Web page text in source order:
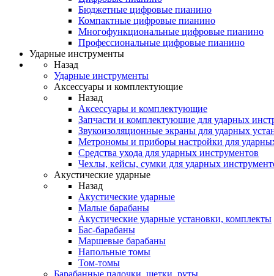
Бюджетные цифровые пианино
Компактные цифровые пианино
Многофункциональные цифровые пианино
Профессиональные цифровые пианино
Ударные инструменты
Назад
Ударные инструменты
Аксессуары и комплектующие
Назад
Аксессуары и комплектующие
Запчасти и комплектующие для ударных
Звукоизоляционные экраны для ударных
Метрономы и приборы настройки для
Средства ухода для ударных инструментов
Чехлы, кейсы, сумки для ударных
Акустические ударные
Назад
Акустические ударные
Mалые барабаны
Акустические ударные установки, комплекты
Бас-барабаны
Маршевые барабаны
Напольные томы
Том-томы
Барабанные палочки, щетки, руты